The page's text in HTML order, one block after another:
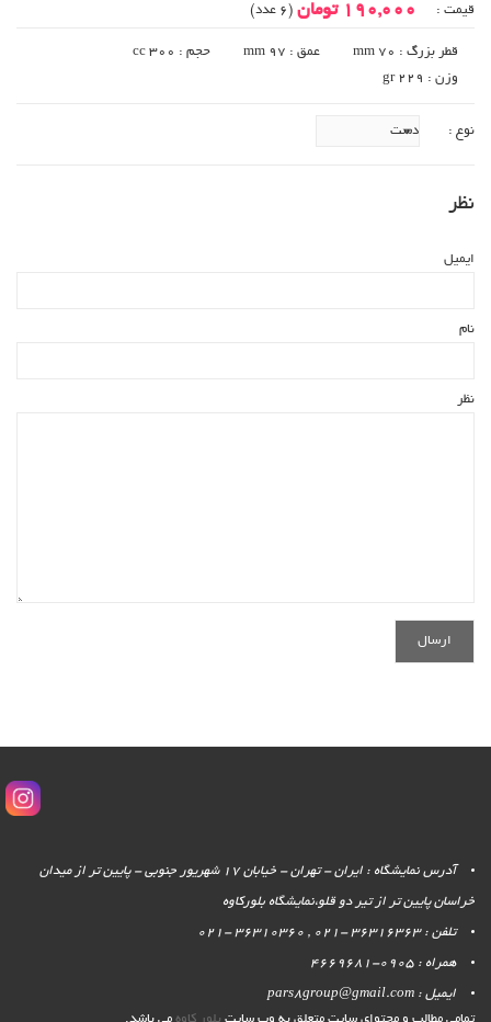
قیمت : 190,000 تومان (6 عدد)
قطر بزرگ : 70 mm عمق : mm 97
حجم : cc 300
وزن : gr 229
نوع :
نظر
ایمیل
نام
نظر
آدرس نمایشگاه : ایران - تهران - خیابان 17 شهریور جنوبی - پایین تر از میدان
خراسان پایین تر از تیر دو قلو،نمایشگاه بلورکاوه
تلفن : 36316363 -021 , 36310360 -021
همراه : 0905-4669681
ایمیل : pars8group@gmail.com